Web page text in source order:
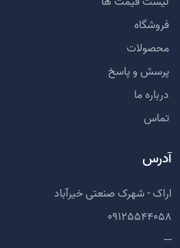
فروشگاه
محصولات
پرسش و پاسخ
درباره ما
تماس
آدرس
اراک - شهرک صنعتی خیرآباد
09125544058
---